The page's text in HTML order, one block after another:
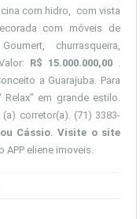
com hidro, com vista
com móveis de
churrasqueira,
R$ 15.000.000,00.
a Guarajuba. Para
em grande estilo.
corretor(a). (71) 3383-
ou Cássio. Visite o site
APP eliene imoveis.